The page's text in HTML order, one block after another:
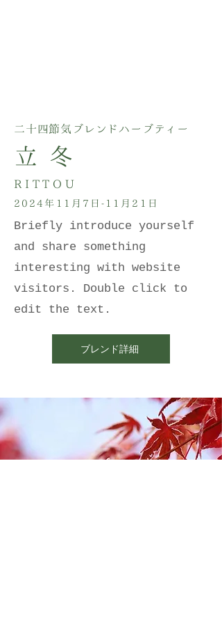
​二十四節気ブレンドハーブティー
立 冬
RITTOU
2024年11月7日-11月21日
Briefly introduce yourself
and share something
interesting with website
visitors. Double click to
edit the text.
ブレンド詳細